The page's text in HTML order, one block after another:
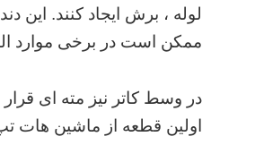
لوله ، برش ایجاد کنند. این
ممکن است در برخی موارد
در وسط کاتر نیز مته ای قرار
اولین قطعه از ماشین هات